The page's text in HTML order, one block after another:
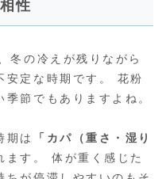
性
冬の冷えが残りながら
安定な時期です。 花粉
節でもありますよね。
期は
「カパ（重さ・湿り
ます。 体が重く感じた